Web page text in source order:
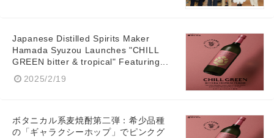
Japanese Distilled Spirits Maker
Hamada Syuzou Launches "CHILL
GREEN bitter & tropical" Featuring...
2025/2/19
ボタニカル系麦焼酎第二弾：希少品種
の「ギャラクシーホップ」でピンクグ